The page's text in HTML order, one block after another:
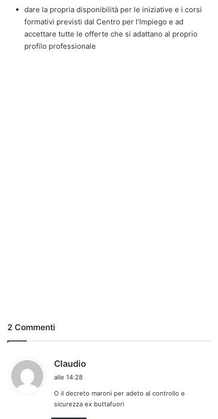
dare la propria disponibilità per le iniziative e i corsi
formativi previsti dal Centro per l’Impiego e ad
accettare tutte le offerte che si adattano al proprio
profilo professionale
2 Commenti
Claudio
e
t
t
alle 14:28
O il decreto maroni per adeto al controllo e
sicurezza ex buttafuori